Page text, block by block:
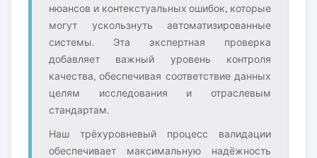
нюансов и контекстуальных ошибок, которые
могут ускользнуть автоматизированные
системы. Эта экспертная проверка
добавляет важный уровень контроля
качества, обеспечивая соответствие данных
целям исследования и отраслевым
стандартам.
Наш трёхуровневый процесс валидации
обеспечивает максимальную надёжность